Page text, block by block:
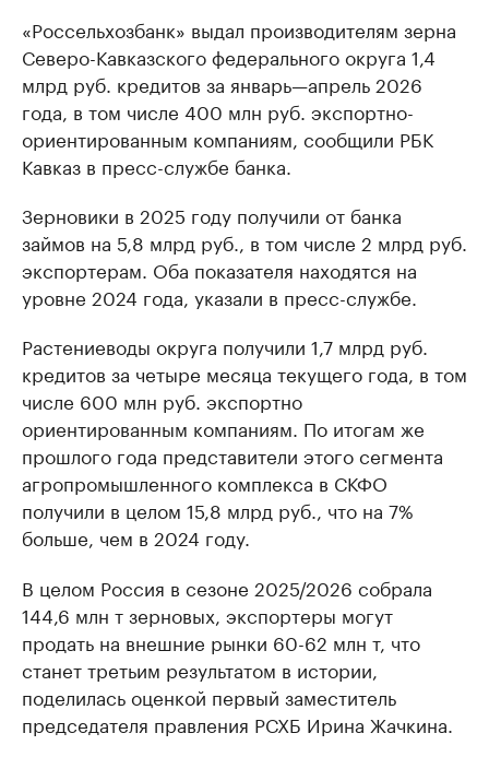
«Россельхозбанк» выдал производителям зерна
Северо-Кавказского федерального округа 1,4
млрд руб. кредитов за январь—апрель 2026
года, в том числе 400 млн руб. экспортно-
ориентированным компаниям, сообщили РБК
Кавказ в пресс-службе банка.
Зерновики в 2025 году получили от банка
займов на 5,8 млрд руб., в том числе 2 млрд руб.
экспортерам. Оба показателя находятся на
уровне 2024 года, указали в пресс-службе.
Растениеводы округа получили 1,7 млрд руб.
кредитов за четыре месяца текущего года, в том
числе 600 млн руб. экспортно
ориентированным компаниям. По итогам же
прошлого года представители этого сегмента
агропромышленного комплекса в СКФО
получили в целом 15,8 млрд руб., что на 7%
больше, чем в 2024 году.
В целом Россия в сезоне 2025/2026 собрала
144,6 млн т зерновых, экспортеры могут
продать на внешние рынки 60-62 млн т, что
станет третьим результатом в истории,
поделилась оценкой первый заместитель
председателя правления РСХБ Ирина Жачкина.